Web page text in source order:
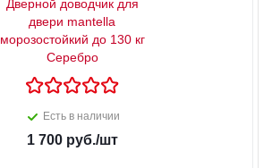
Дверной доводчик для
двери mantella
морозостойкий до 130 кг
Серебро
Есть в наличии
1 700руб./шт